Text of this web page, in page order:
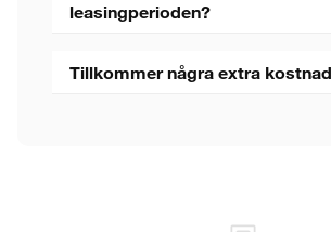
leasingperioden?
Tillkommer några extra